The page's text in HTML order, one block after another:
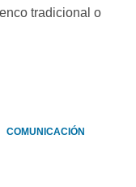
tradicional o
COMUNICACIÓN